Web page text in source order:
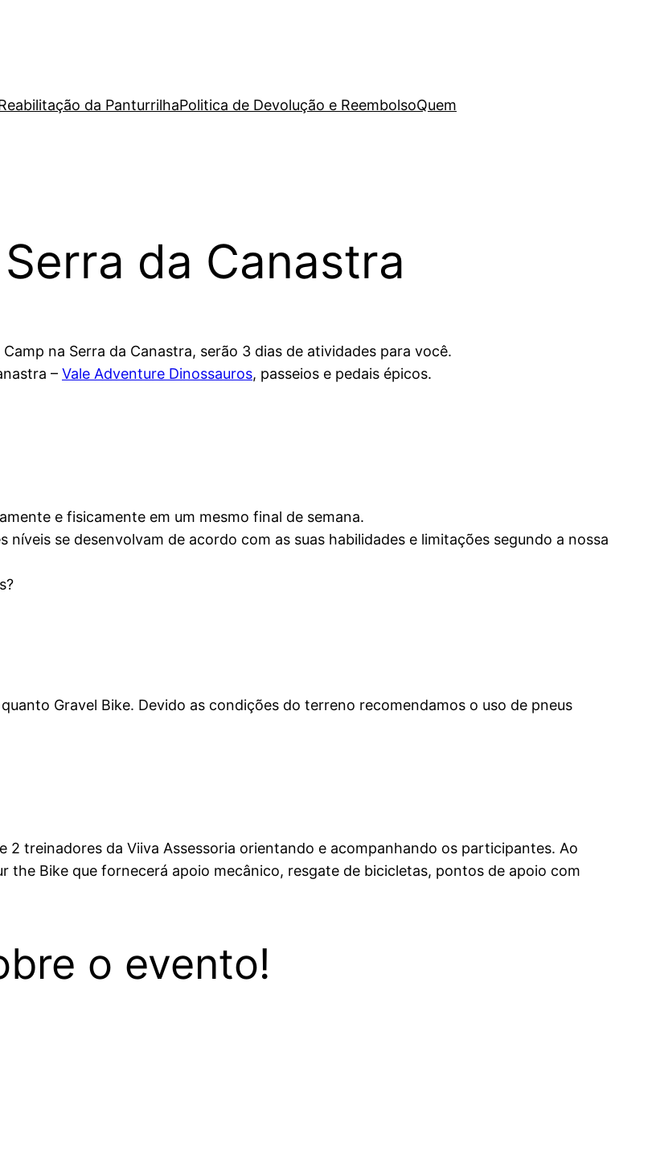
da PanturrilhaPolitica de Devolução e ReembolsoQuem
da Canastra
na Serra da Canastra, serão 3 dias de atividades para você.
– Vale Adventure Dinossauros, passeios e pedais épicos.
e fisicamente em um mesmo final de semana.
se desenvolvam de acordo com as suas habilidades e limitações segundo a nossa
Gravel Bike. Devido as condições do terreno recomendamos o uso de pneus
2 treinadores da Viiva Assessoria orientando e acompanhando os participantes. Ao
Bike que fornecerá apoio mecânico, resgate de bicicletas, pontos de apoio com
o evento!